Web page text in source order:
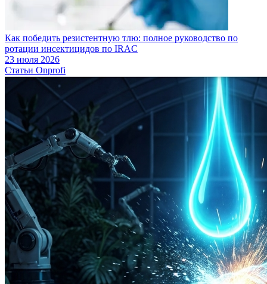
Как победить резистентную тлю: полное руководство по
ротации инсектицидов по IRAC
23 июля 2026
Статьи Onprofi